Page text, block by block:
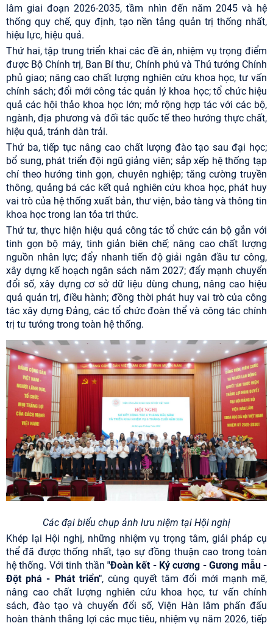
lâm giai đoạn 2026-2035, tầm nhìn đến năm 2045 và hệ
thống quy chế, quy định, tạo nền tảng quản trị thống nhất,
hiệu lực, hiệu quả.
Thứ hai, tập trung triển khai các đề án, nhiệm vụ trọng điểm
được Bộ Chính trị, Ban Bí thư, Chính phủ và Thủ tướng Chính
phủ giao; nâng cao chất lượng nghiên cứu khoa học, tư vấn
chính sách; đổi mới công tác quản lý khoa học; tổ chức hiệu
quả các hội thảo khoa học lớn; mở rộng hợp tác với các bộ,
ngành, địa phương và đối tác quốc tế theo hướng thực chất,
hiệu quả, tránh dàn trải.
Thứ ba, tiếp tục nâng cao chất lượng đào tạo sau đại học;
bổ sung, phát triển đội ngũ giảng viên; sắp xếp hệ thống tạp
chí theo hướng tinh gọn, chuyên nghiệp; tăng cường truyền
thông, quảng bá các kết quả nghiên cứu khoa học, phát huy
vai trò của hệ thống xuất bản, thư viện, bảo tàng và thông tin
khoa học trong lan tỏa tri thức.
Thứ tư, thực hiện hiệu quả công tác tổ chức cán bộ gắn với
tinh gọn bộ máy, tinh giản biên chế; nâng cao chất lượng
nguồn nhân lực; đẩy nhanh tiến độ giải ngân đầu tư công,
xây dựng kế hoạch ngân sách năm 2027; đẩy mạnh chuyển
đổi số, xây dựng cơ sở dữ liệu dùng chung, nâng cao hiệu
quả quản trị, điều hành; đồng thời phát huy vai trò của công
tác xây dựng Đảng, các tổ chức đoàn thể và công tác chính
trị tư tưởng trong toàn hệ thống.
Các đại biểu chụp ảnh lưu niệm tại Hội nghị
Khép lại Hội nghị, những nhiệm vụ trọng tâm, giải pháp cụ
thể đã được thống nhất, tạo sự đồng thuận cao trong toàn
hệ thống. Với tinh thần "Đoàn kết - Kỷ cương - Gương mẫu -
Đột phá - Phát triển", cùng quyết tâm đổi mới mạnh mẽ,
nâng cao chất lượng nghiên cứu khoa học, tư vấn chính
sách, đào tạo và chuyển đổi số, Viện Hàn lâm phấn đấu
hoàn thành thắng lợi các mục tiêu, nhiệm vụ năm 2026, tiếp